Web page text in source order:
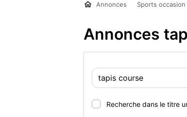
Annonces Sports occasion
Annonces
Recherche dans le titre